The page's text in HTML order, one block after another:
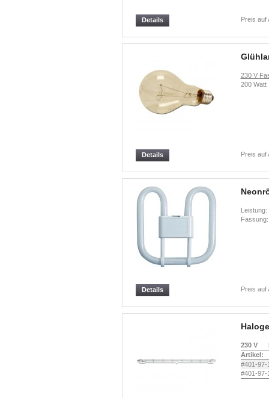
Preis auf
Details
230 V
200 Watt
Preis auf
Details
Leistung:
Preis auf
Details
230 V
Artikel:
#401-97-
#401-97-